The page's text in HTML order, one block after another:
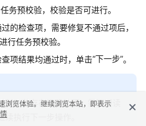
务预校验，校验是否可进行。
的检查项，需要修复不通过项后，
行任务预校验。
项结果均通过时，单击“下一步”。
时，若存在请确认项，需要阅读
续执行下一步操作。
浏览体验。继续浏览本站，即表示